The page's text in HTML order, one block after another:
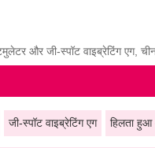
और जी-स्पॉट वाइब्रेटिंग एग, चीन,
जी-स्पॉट वाइब्रेटिंग एग हिलता हुआ